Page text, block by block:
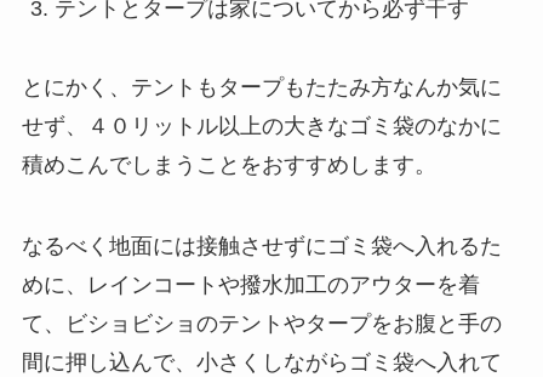
テントとタープは家についてから必ず干す
とにかく、テントもタープもたたみ方なんか気に
せず、４０リットル以上の大きなゴミ袋のなかに
積めこんでしまうことをおすすめします。
なるべく地面には接触させずにゴミ袋へ入れるた
めに、レインコートや撥水加工のアウターを着
て、ビショビショのテントやタープをお腹と手の
間に押し込んで、小さくしながらゴミ袋へ入れて